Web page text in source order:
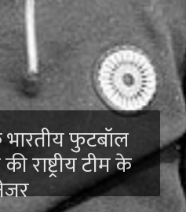
फुटबॉल
राष्ट्रीय टीम के